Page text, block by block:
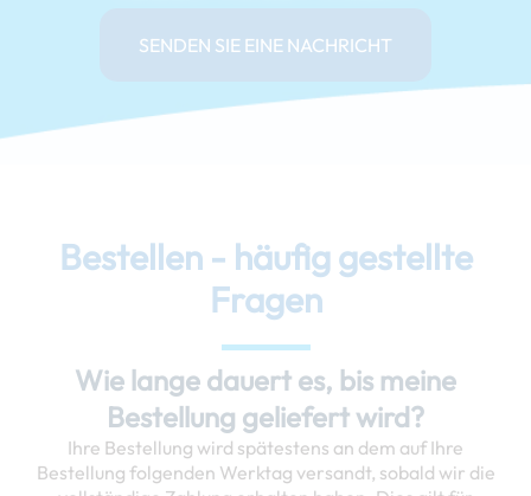
SENDEN SIE EINE NACHRICHT
Bestellen - häufig gestellte
Fragen
Wie lange dauert es, bis meine
Bestellung geliefert wird?
Ihre Bestellung wird spätestens an dem auf Ihre
Bestellung folgenden Werktag versandt, sobald wir die